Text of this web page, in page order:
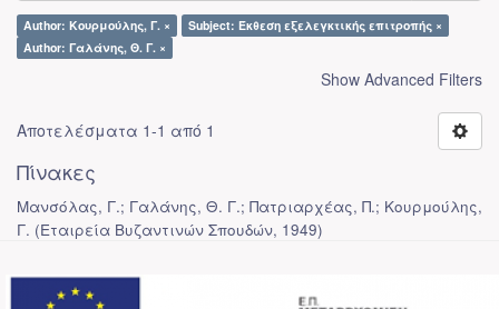
Author: Κουρμούλης, Γ. ×
Subject: Έκθεση εξελεγκτικής επιτροπής ×
Author: Γαλάνης, Θ. Γ. ×
Show Advanced Filters
Αποτελέσματα 1-1 από 1
Πίνακες
Μανσόλας, Γ.; Γαλάνης, Θ. Γ.; Πατριαρχέας, Π.; Κουρμούλης,
Γ. (Εταιρεία Βυζαντινών Σπουδών, 1949)